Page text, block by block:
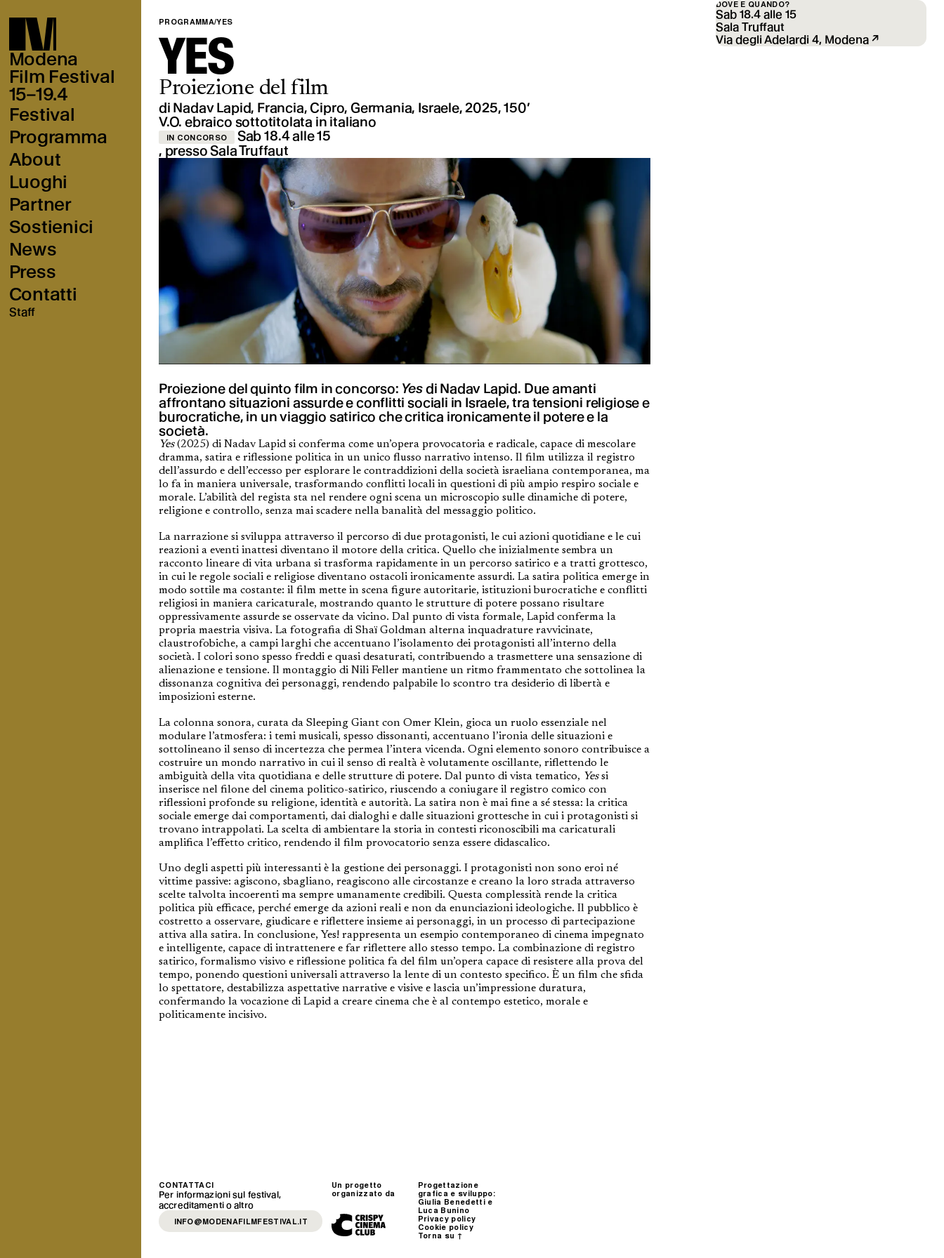
Modena
Film Festival
15–19.4
Festival
Programma
About
Luoghi
Partner
Sostienici
News
Press
Contatti
Staff
DOVE E QUANDO?
Sab 18.4 alle 15
Sala Truffaut
Via degli Adelardi 4, Modena ↗
PROGRAMMA/YES
YES
Proiezione del film
di Nadav Lapid, Francia, Cipro, Germania, Israele, 2025, 150’
V.O. ebraico sottotitolata in italiano
IN CONCORSO
Sab 18.4 alle 15
, presso Sala Truffaut
Proiezione del quinto film in concorso: Yesdi Nadav Lapid. Due amanti
affrontano situazioni assurde e conflitti sociali in Israele, tra tensioni religiose e
burocratiche, in un viaggio satirico che critica ironicamente il potere e la
società.
Yes(2025) di Nadav Lapid si conferma come un’opera provocatoria e radicale, capace di mescolare
dramma, satira e riflessione politica in un unico flusso narrativo intenso. Il film utilizza il registro
dell’assurdo e dell’eccesso per esplorare le contraddizioni della società israeliana contemporanea, ma
lo fa in maniera universale, trasformando conflitti locali in questioni di più ampio respiro sociale e
morale. L’abilità del regista sta nel rendere ogni scena un microscopio sulle dinamiche di potere,
religione e controllo, senza mai scadere nella banalità del messaggio politico.
La narrazione si sviluppa attraverso il percorso di due protagonisti, le cui azioni quotidiane e le cui
reazioni a eventi inattesi diventano il motore della critica. Quello che inizialmente sembra un
racconto lineare di vita urbana si trasforma rapidamente in un percorso satirico e a tratti grottesco,
in cui le regole sociali e religiose diventano ostacoli ironicamente assurdi. La satira politica emerge in
modo sottile ma costante: il film mette in scena figure autoritarie, istituzioni burocratiche e conflitti
religiosi in maniera caricaturale, mostrando quanto le strutture di potere possano risultare
oppressivamente assurde se osservate da vicino. Dal punto di vista formale, Lapid conferma la
propria maestria visiva. La fotografia di Shaï Goldman alterna inquadrature ravvicinate,
claustrofobiche, a campi larghi che accentuano l’isolamento dei protagonisti all’interno della
società. I colori sono spesso freddi e quasi desaturati, contribuendo a trasmettere una sensazione di
alienazione e tensione. Il montaggio di Nili Feller mantiene un ritmo frammentato che sottolinea la
dissonanza cognitiva dei personaggi, rendendo palpabile lo scontro tra desiderio di libertà e
imposizioni esterne.
La colonna sonora, curata da Sleeping Giant con Omer Klein, gioca un ruolo essenziale nel
modulare l’atmosfera: i temi musicali, spesso dissonanti, accentuano l’ironia delle situazioni e
sottolineano il senso di incertezza che permea l’intera vicenda. Ogni elemento sonoro contribuisce a
costruire un mondo narrativo in cui il senso di realtà è volutamente oscillante, riflettendo le
ambiguità della vita quotidiana e delle strutture di potere. Dal punto di vista tematico, Yessi
inserisce nel filone del cinema politico-satirico, riuscendo a coniugare il registro comico con
riflessioni profonde su religione, identità e autorità. La satira non è mai fine a sé stessa: la critica
sociale emerge dai comportamenti, dai dialoghi e dalle situazioni grottesche in cui i protagonisti si
trovano intrappolati. La scelta di ambientare la storia in contesti riconoscibili ma caricaturali
amplifica l’effetto critico, rendendo il film provocatorio senza essere didascalico.
Uno degli aspetti più interessanti è la gestione dei personaggi. I protagonisti non sono eroi né
vittime passive: agiscono, sbagliano, reagiscono alle circostanze e creano la loro strada attraverso
scelte talvolta incoerenti ma sempre umanamente credibili. Questa complessità rende la critica
politica più efficace, perché emerge da azioni reali e non da enunciazioni ideologiche. Il pubblico è
costretto a osservare, giudicare e riflettere insieme ai personaggi, in un processo di partecipazione
attiva alla satira. In conclusione, Yes! rappresenta un esempio contemporaneo di cinema impegnato
e intelligente, capace di intrattenere e far riflettere allo stesso tempo. La combinazione di registro
satirico, formalismo visivo e riflessione politica fa del film un’opera capace di resistere alla prova del
tempo, ponendo questioni universali attraverso la lente di un contesto specifico. È un film che sfida
lo spettatore, destabilizza aspettative narrative e visive e lascia un’impressione duratura,
confermando la vocazione di Lapid a creare cinema che è al contempo estetico, morale e
politicamente incisivo.
CONTATTACI
Per informazioni sul festival,
accreditamenti o altro
INFO@MODENAFILMFESTIVAL.IT
Un progetto
organizzato da
Progettazione
grafica e sviluppo:
Giulia Benedettie
Luca Bunino
Privacy policy
Cookie policy
Torna su ↑